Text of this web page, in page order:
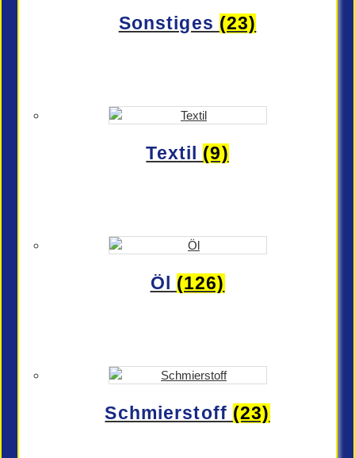
Sonstiges (23)
Textil (9)
Öl (126)
Schmierstoff (23)